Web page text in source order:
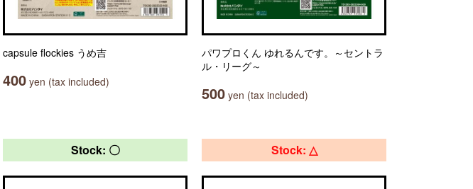
capsule flockies うめ吉
400 yen (tax included)
パワプロくん ゆれるんです。～セントラ
ル・リーグ～
500 yen (tax included)
Stock: 〇 Stock: △